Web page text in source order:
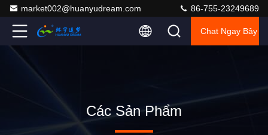
market002@huanyudream.com 86-755-23249689
Chat Ngay Bây
Các Sản Phẩm